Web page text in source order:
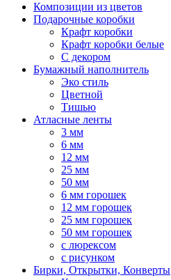
Композиции из цветов
Подарочные коробки
Крафт коробки
Крафт коробки белые
С декором
Бумажный наполнитель
Эко стиль
Цветной
Тишью
Атласные ленты
3 мм
6 мм
12 мм
25 мм
50 мм
6 мм горошек
12 мм горошек
25 мм горошек
50 мм горошек
с люрексом
с рисунком
Бирки, Oткрытки, Конверты